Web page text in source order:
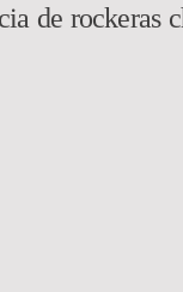
de rockeras